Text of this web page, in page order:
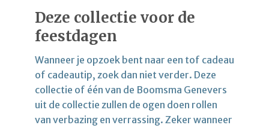
Deze collectie voor de
feestdagen
Wanneer je opzoek bent naar een tof cadeau
of cadeautip, zoek dan niet verder. Deze
collectie of één van de Boomsma Genevers
uit de collectie zullen de ogen doen rollen
van verbazing en verrassing. Zeker wanneer